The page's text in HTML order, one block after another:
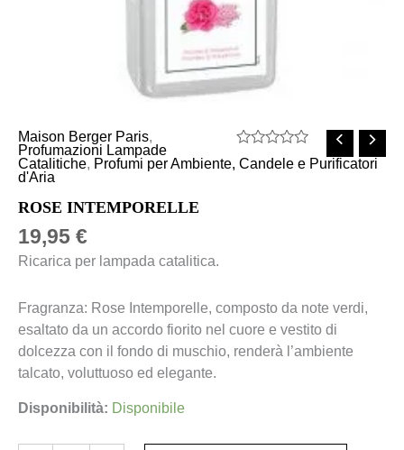
Valutato
0
Maison Berger Paris,
Profumazioni Lampade
Catalitiche, Profumi per Ambiente, Candele e Purificatori
d'Aria
ROSE INTEMPORELLE
19,95 €
Ricarica per lampada catalitica.
Fragranza: Rose Intemporelle, composto da note verdi,
esaltato da un accordo fiorito nel cuore e vestito di
dolcezza con il fondo di muschio, renderà l’ambiente
talcato, voluttuoso ed elegante.
Disponibilità: Disponibile